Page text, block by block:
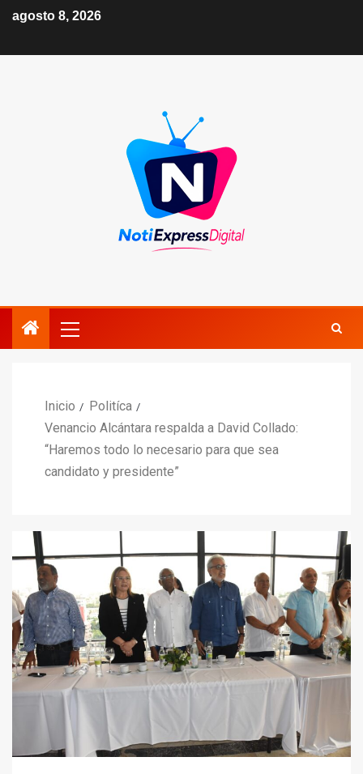
agosto 8, 2026
Inicio
Politíca
Venancio Alcántara respalda a David Collado:
“Haremos todo lo necesario para que sea
candidato y presidente”